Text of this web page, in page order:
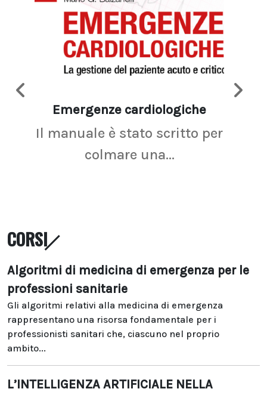
Emergenze cardiologiche
Il manuale è stato scritto per
colmare una...
CORSI
Algoritmi di medicina di emergenza per le
professioni sanitarie
Gli algoritmi relativi alla medicina di emergenza
rappresentano una risorsa fondamentale per i
professionisti sanitari che, ciascuno nel proprio
ambito...
L’INTELLIGENZA ARTIFICIALE NELLA